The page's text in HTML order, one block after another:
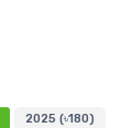
2025 (৳180)